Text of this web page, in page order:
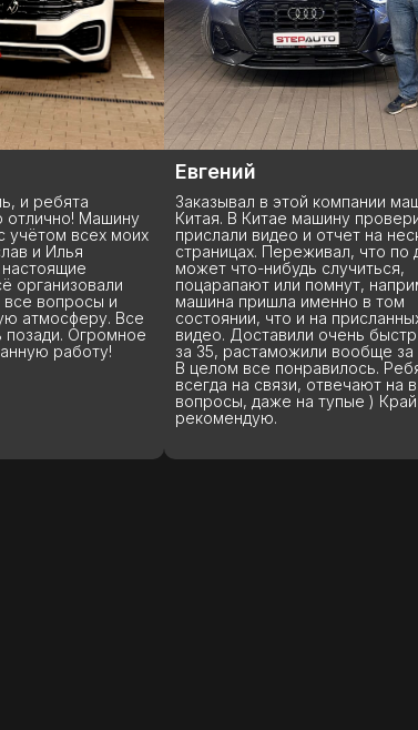
Заказывал в этой компании машину из
Китая. В Китае машину проверили,
прислали видео и отчет на нескольких
страницах. Переживал, что по дороге
может что-нибудь случиться,
поцарапают или помнут, например. Но
машина пришла именно в том
состоянии, что и на присланных ранее
видео. Доставили очень быстро, дней
за 35, растаможили вообще за 1 день.
В целом все понравилось. Ребята
всегда на связи, отвечают на все
вопросы, даже на тупые ) Крайне
Надёжная
новое авто
ребятами,
объяснили
ответили
грамотно,
приехал
по очень
пути со
довольна